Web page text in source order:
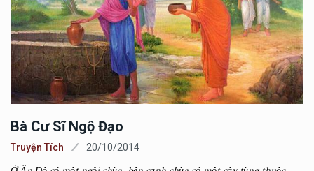
Bà Cư Sĩ Ngộ Đạo
Truyện Tích 20/10/2014